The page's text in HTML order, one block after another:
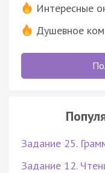
Интересные
Душевное
Задание 25.
Задание 12.